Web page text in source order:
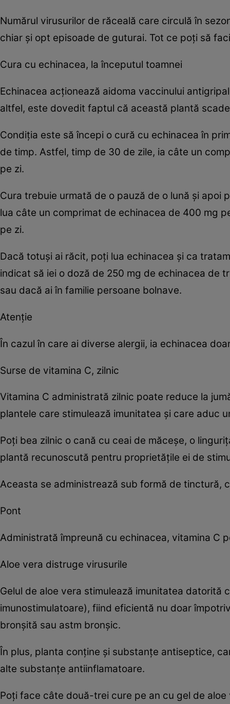
Numărul virusurilor de răceală care circulă în
chiar şi opt episoade de guturai. Tot ce poţi să
Cura cu echinacea, la începutul toamnei
Echinacea acţionează aidoma vaccinului
altfel, este dovedit faptul că această plantă
Condiţia este să începi o cură cu echinacea în
de timp. Astfel, timp de 30 de zile, ia câte un
pe zi.
Cura trebuie urmată de o pauză de o lună şi
lua câte un comprimat de echinacea de 400 mg
pe zi.
Dacă totuşi ai răcit, poţi lua echinacea şi ca
indicat să iei o doză de 250 mg de echinacea de
sau dacă ai în familie persoane bolnave.
Atenţie
În cazul în care ai diverse alergii, ia echinacea
Surse de vitamina C, zilnic
Vitamina C administrată zilnic poate reduce la
plantele care stimulează imunitatea şi care aduc
Poţi bea zilnic o cană cu ceai de măceşe, o
plantă recunoscută pentru proprietăţile ei de
Aceasta se administrează sub formă de tinctură,
Pont
Administrată împreună cu echinacea, vitamina C
Aloe vera distruge virusurile
Gelul de aloe vera stimulează imunitatea
imunostimulatoare), fiind eficientă nu doar
bronşită sau astm bronşic.
În plus, planta conţine şi substanţe antiseptice,
alte substanţe antiinflamatoare.
Poţi face câte două-trei cure pe an cu gel de